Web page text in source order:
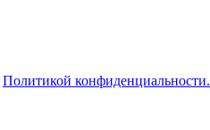
Политикой конфиденциальности.